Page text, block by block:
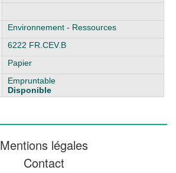
Environnement - Ressources
6222 FR.CEV.B
Papier
Empruntable
Disponible
Mentions légales
Contact